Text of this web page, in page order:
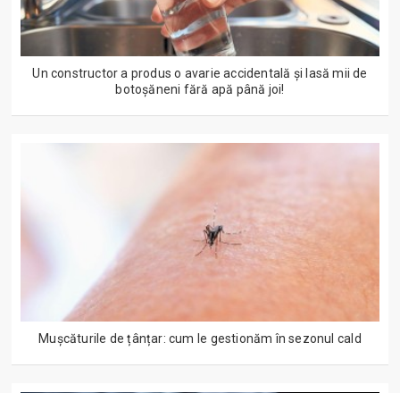
Un constructor a produs o avarie accidentală și lasă mii de
botoșăneni fără apă până joi!
Mușcăturile de țânțar: cum le gestionăm în sezonul cald